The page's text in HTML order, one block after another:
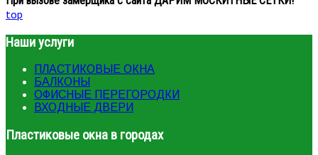
top
Наши услуги
ПЛАСТИКОВЫЕ ОКНА
БАЛКОНЫ
ОФИСНЫЕ ПЕРЕГОРОДКИ
ВХОДНЫЕ ДВЕРИ
Пластиковые окна в городах